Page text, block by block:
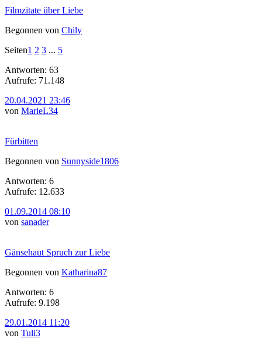
Filmzitate über Liebe
Begonnen von Chily
Seiten1 2 3 ... 5
Antworten: 63
Aufrufe: 71.148
20.04.2021 23:46
von MarieL34
Fürbitten
Begonnen von Sunnyside1806
Antworten: 6
Aufrufe: 12.633
01.09.2014 08:10
von sanader
Gänsehaut Spruch zur Liebe
Begonnen von Katharina87
Antworten: 6
Aufrufe: 9.198
29.01.2014 11:20
von Tuli3